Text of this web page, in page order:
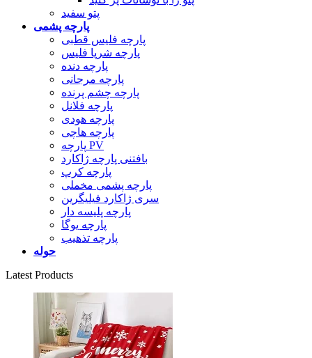
پتو سفید
پارچه پشمی
پارچه فلیس قطبی
پارچه شرپا فلیس
پارچه دنده
پارچه مرجانی
پارچه چشم پرنده
پارچه فلانل
پارچه هودی
پارچه هاچی
پارچه PV
بافتنی پارچه ژاکارد
پارچه کرپ
پارچه پشمی مخملی
سری ژاکارد فیلیگرین
پارچه پلیسه دار
پارچه یوگا
پارچه تذهیب
حوله
Latest Products